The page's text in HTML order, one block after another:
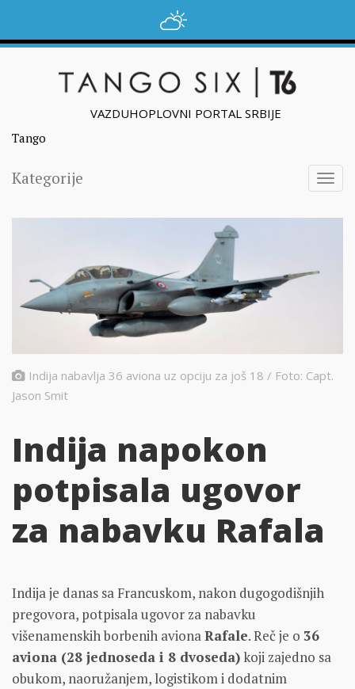
VAZDUHOPLOVNI PORTAL SRBIJE
Tango
Kategorije
Indija nabavlja 36 aviona uz opciju za još 18 / Foto: Capt.
Jason Smit
Indija napokon
potpisala ugovor
za nabavku Rafala
Indija je danas sa Francuskom, nakon dugogodišnjih
pregovora, potpisala ugovor za nabavku
višenamenskih borbenih avionaRafale. Reč je o 36
aviona (28 jednoseda i 8 dvoseda)koji zajedno sa
obukom, naoružanjem, logistikom i dodatnim